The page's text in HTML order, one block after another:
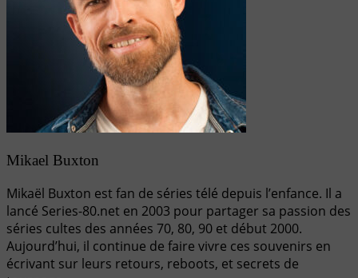
Mikael Buxton
Mikaël Buxton est fan de séries télé depuis l’enfance. Il a
lancé Series-80.net en 2003 pour partager sa passion des
séries cultes des années 70, 80, 90 et début 2000.
Aujourd’hui, il continue de faire vivre ces souvenirs en
écrivant sur leurs retours, reboots, et secrets de